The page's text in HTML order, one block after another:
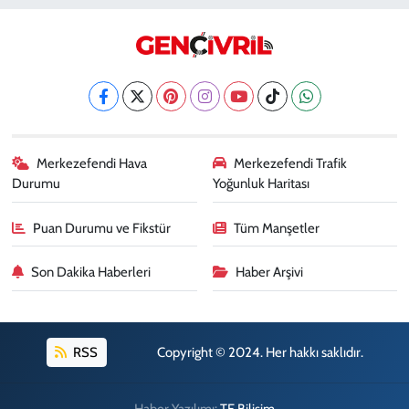
Yol Tarifi Al
Erdem Eczanesi
Dişçioğlu Eczanesi
DUMLUPINAR CAD. NO:28 A
0 (258) 265 32 91 Yol Tarifi Al
Merkezefendi Hava
Durumu
Merkezefendi Trafik
Yoğunluk Haritası
Puan Durumu ve Fikstür Tüm Manşetler
Son Dakika Haberleri Haber Arşivi
RSS Copyright © 2024. Her hakkı saklıdır.